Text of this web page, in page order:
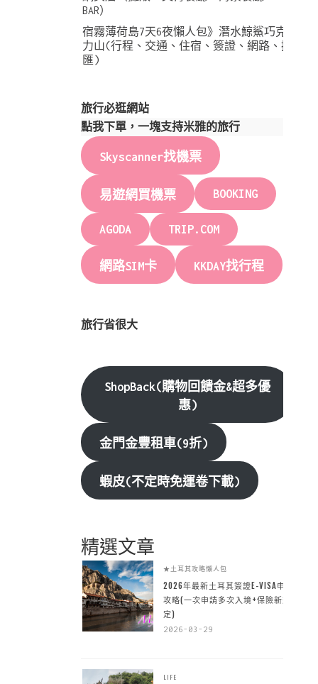
BAR）
宿霧薄荷島7天6夜懶人包》潛水鯨鯊巧克
力山(行程、交通、住宿、簽證、網路、換
匯)
旅行必逛網站
點我下單，一塊支持米雅的旅行
Skyscanner找機票
易遊網買機票 BOOKING
AGODA TRIP.COM
網路SIM卡 KKDAY找行程
旅行省很大
ShopBack(購物回饋金&超多優
惠)
金門金豐租車(9折)
蝦皮(不定時免運卷下載)
精選文章
★土耳其攻略懶人包
2026年最新土耳其簽證E-VISA申請
攻略(一次申請多次入境+保險新規
定)
2026-03-29
LIFE